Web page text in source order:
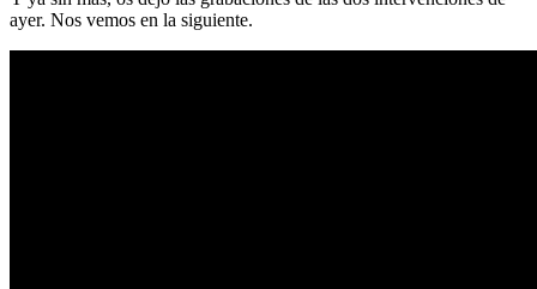
ayer. Nos vemos en la siguiente.